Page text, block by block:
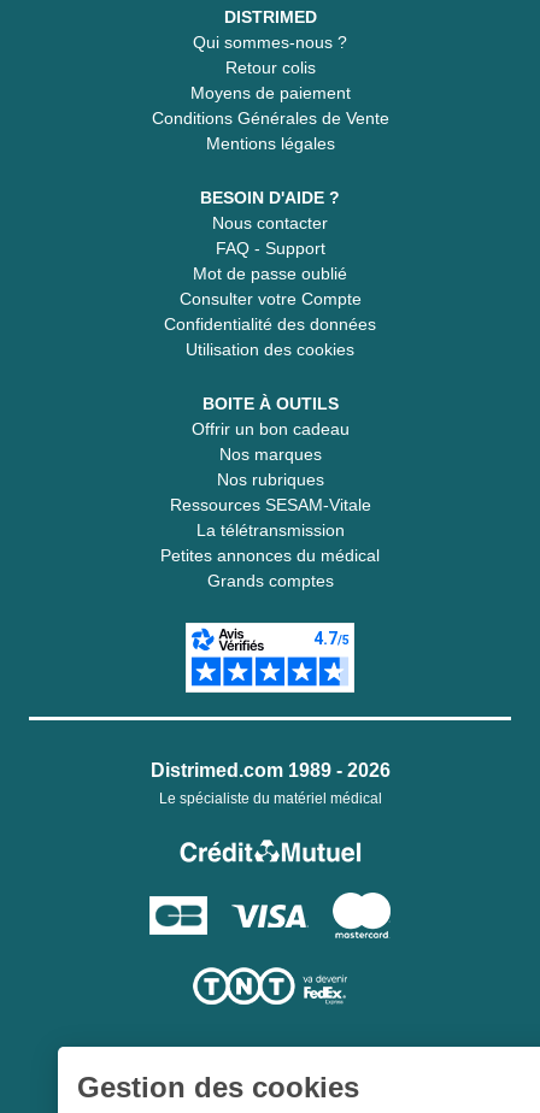
DISTRIMED
Qui sommes-nous ?
Retour colis
Moyens de paiement
Conditions Générales de Vente
Mentions légales
BESOIN D'AIDE ?
Nous contacter
FAQ - Support
Mot de passe oublié
Consulter votre Compte
Confidentialité des données
Utilisation des cookies
BOITE À OUTILS
Offrir un bon cadeau
Nos marques
Nos rubriques
Ressources SESAM-Vitale
La télétransmission
Petites annonces du médical
Grands comptes
Distrimed.com 1989 - 2026
Le spécialiste du matériel médical
Gestion des cookies